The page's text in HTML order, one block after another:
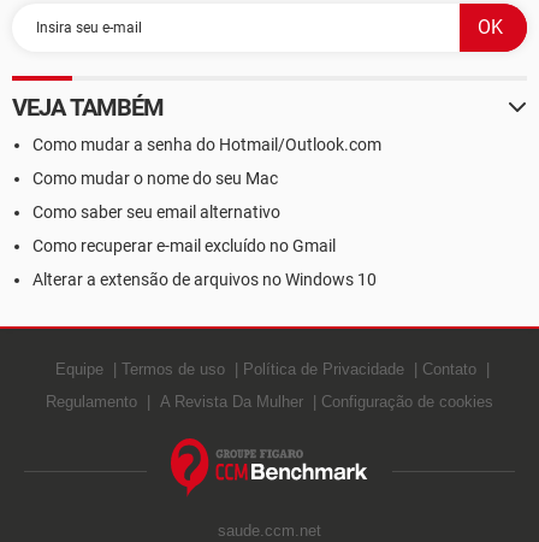
VEJA TAMBÉM
Como mudar a senha do Hotmail/Outlook.com
Como mudar o nome do seu Mac
Como saber seu email alternativo
Como recuperar e-mail excluído no Gmail
Alterar a extensão de arquivos no Windows 10
Equipe Termos de uso Política de Privacidade
Contato
Regulamento
A Revista Da Mulher Configuração de cookies
saude.ccm.net